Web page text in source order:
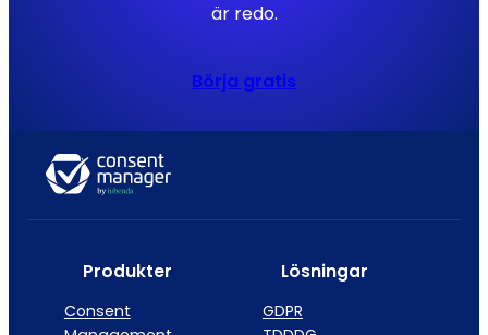
är redo.
Börja gratis
Produkter
Consent
Lösningar
GDPR